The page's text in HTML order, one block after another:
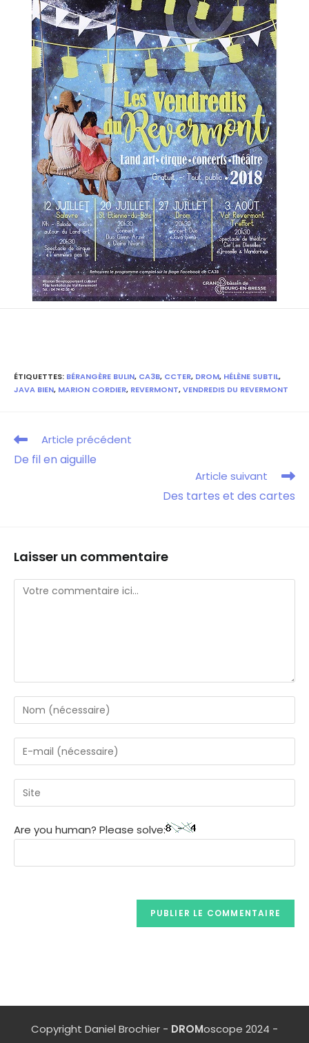
ÉTIQUETTES: BÉRANGÈRE BULIN, CA3B, CCTER, DROM, HÉLÈNE SUBTIL,
JAVA BIEN, MARION CORDIER, REVERMONT,VENDREDIS DU REVERMONT
Article précédent
De fil en aiguille
Article suivant
Des tartes et des cartes
Laisser un commentaire
Are you human? Please solve:
Copyright Daniel Brochier - DROMoscope 2024 -